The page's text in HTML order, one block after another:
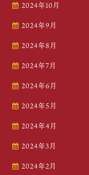
2024年10月
2024年9月
2024年8月
2024年7月
2024年6月
2024年5月
2024年4月
2024年3月
2024年2月